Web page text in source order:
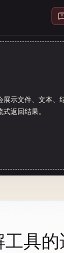
展示文件、文本、
式返回结果。
具的